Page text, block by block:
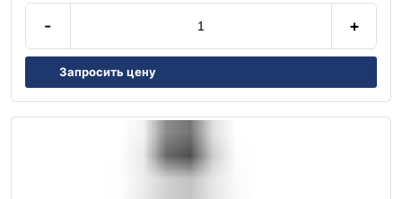
- +
Запросить цену